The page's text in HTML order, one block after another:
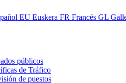
EU Euskera FR Francés GL
públicos
de Tráfico
de puestos